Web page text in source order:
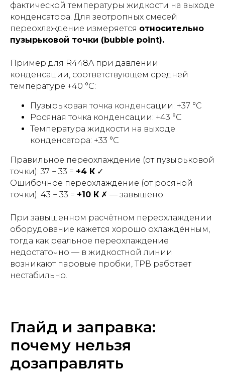
фактической температуры жидкости на выходе
конденсатора. Для зеотропных смесей
переохлаждение измеряется относительно
пузырьковой точки (bubble point).
Пример для R448A при давлении
конденсации, соответствующем средней
температуре +40 °C:
Пузырьковая точка конденсации: +37 °C
Росяная точка конденсации: +43 °C
Температура жидкости на выходе
конденсатора: +33 °C
Правильное переохлаждение (от пузырьковой
точки): 37 − 33 = +4 К ✓
Ошибочное переохлаждение (от росяной
точки): 43 − 33 = +10 К ✗ — завышено
При завышенном расчётном переохлаждении
оборудование кажется хорошо охлаждённым,
тогда как реальное переохлаждение
недостаточно — в жидкостной линии
возникают паровые пробки, ТРВ работает
нестабильно.
Глайд и заправка:
почему нельзя
дозаправлять